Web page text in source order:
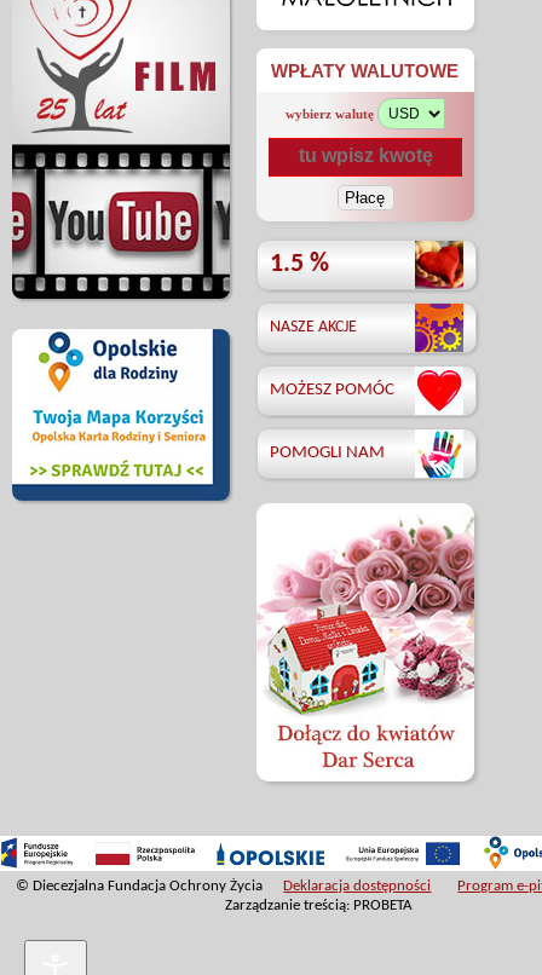
WPŁATY WALUTOWE
wybierz walutę
1.5 %
NASZE AKCJE
MOŻESZ POMÓC
POMOGLI NAM
© Diecezjalna Fundacja Ochrony Życia Deklaracja dostępności
Program e-
Zarządzanie treścią: PROBETA